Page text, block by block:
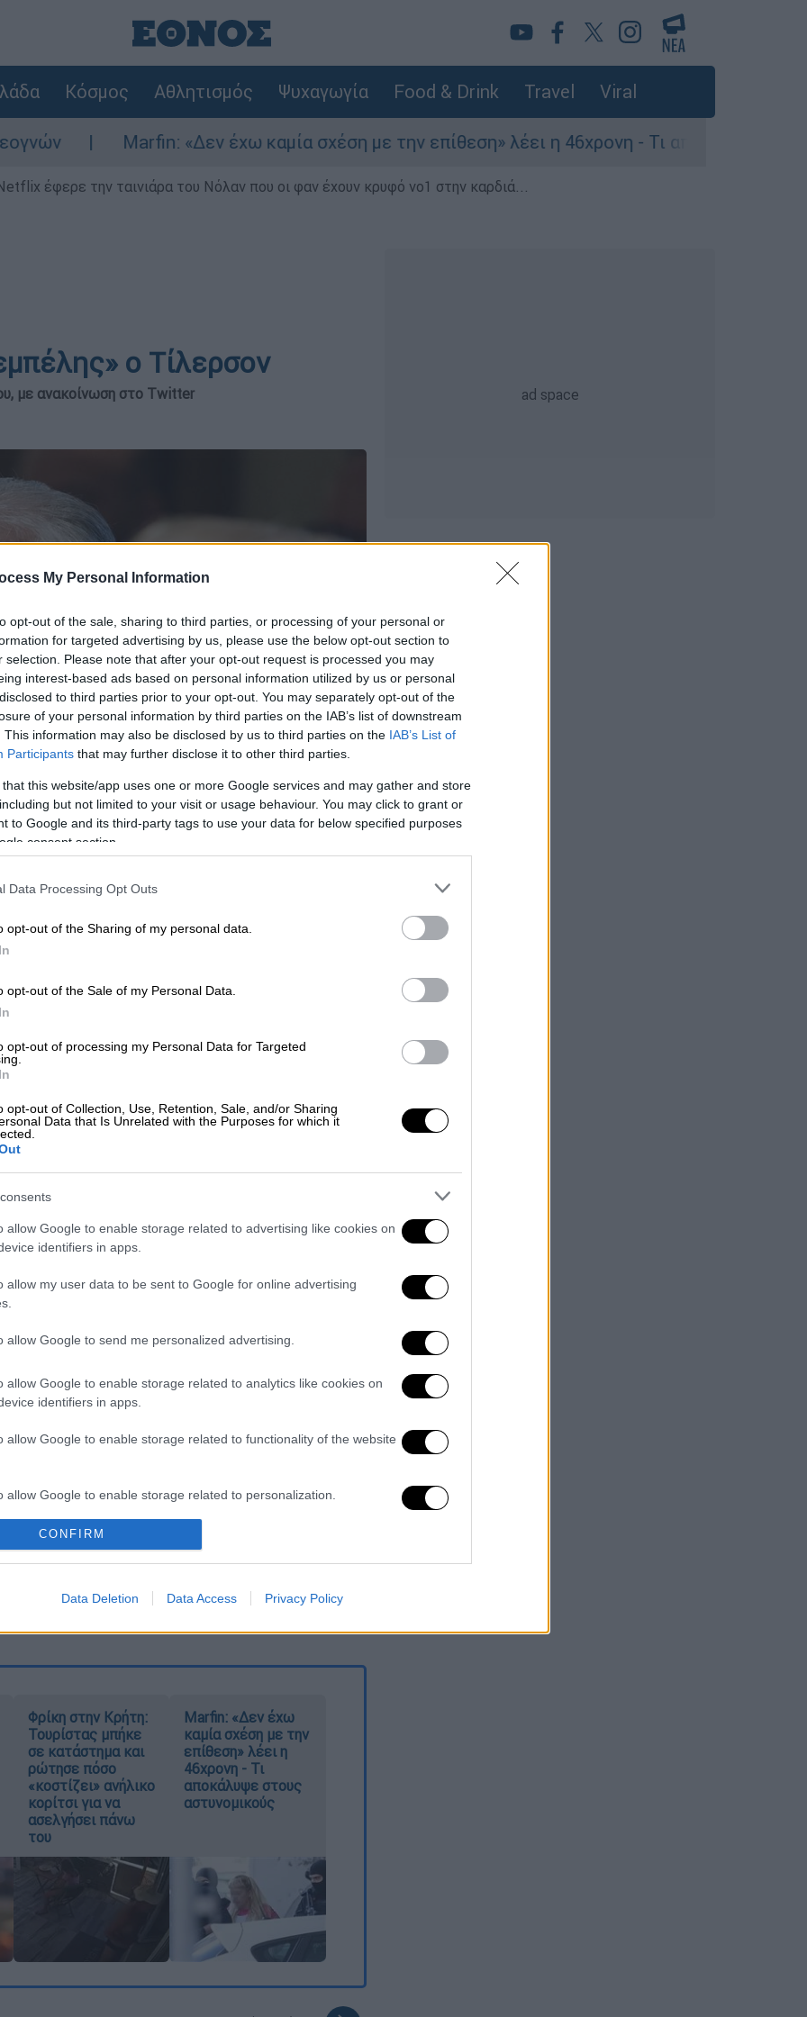
My Personal Information
opt-out of the sale, sharing to third parties, or processing of your personal or
for targeted advertising by us, please use the below opt-out section to
selection. Please note that after your opt-out request is processed you may
interest-based ads based on personal information utilized by us or personal
to third parties prior to your opt-out. You may separately opt-out of the
of your personal information by third parties on the IAB’s list of downstream
This information may also be disclosed by us to third parties on the IAB’s List of
Participants that may further disclose it to other third parties.
that this website/app uses one or more Google services and may gather and store
but not limited to your visit or usage behaviour. You may click to grant or
to Google and its third-party tags to use your data for below specified purposes
consent section.
Data Processing Opt Outs
opt-out of the Sharing of my personal data.
opt-out of the Sale of my Personal Data.
opt-out of processing my Personal Data for Targeted
opt-out of Collection, Use, Retention, Sale, and/or Sharing
Data that Is Unrelated with the Purposes for which it
allow Google to enable storage related to advertising like cookies on
identifiers in apps.
allow my user data to be sent to Google for online advertising
allow Google to send me personalized advertising.
allow Google to enable storage related to analytics like cookies on
identifiers in apps.
allow Google to enable storage related to functionality of the website
allow Google to enable storage related to personalization.
allow Google to enable storage related to security, including
CONFIRM
Data Deletion Data Access Privacy Policy
Κόσμος Αθλητισμός Ψυχαγωγία Food & Drink Travel Viral
Marfin: «Δεν έχω καμία σχέση με την επίθεση» λέει η 46χρονη - Τι αποκάλυψε στους
έφερε την ταινιάρα του Νόλαν που οι φαν έχουν κρυφό νο1 στην καρδιά...
ο Τίλερσον
με ανακοίνωση στο Twitter
το ΕΘΝΟΣ στη Google
«βλάκα με περικεφαλαία» και
Ρεξ Τίλερσον, απαντώντας με αυτόν
ότι του ζητούσε να κάνει
είμαι πολύ υπερήφανος για αυτόν. Ο
την απαιτούμενη διανοητική
και δεν μπορούσα να τον ξεφορτωθώ
το παιχνίδι έχει αλλάξει, υψηλό
ο Τραμπ σε ανάρτησή του στο Twitter.
very proud of him. His predecessor,
capacity needed. He was dumb as a
enough. He was lazy as hell. Now it
at State!
Μαρτίου, με ανακοίνωση στο Twitter.
που έπρεπε να ακολουθήσουν
το Ιράν, οι σχέσεις τους είχαν ενταθεί
αποκαλέσει «ηλίθιο» τον πρόεδρο.
News ο Τίλερον χαρακτήρισε τον
του αρέσει να διαβάζει, δεν διαβάζει
σε λεπτομέρειες για πολλά πράγματα»,
να του υπενθυμίζει πως όσα
παραβίαζαν συνθήκες».
Φρίκη στην Κρήτη:
Τουρίστας μπήκε
σε κατάστημα και
ρώτησε πόσο
«κοστίζει» ανήλικο
κορίτσι για να
ασελγήσει πάνω
του
Marfin: «Δεν έχω
καμία σχέση με την
επίθεση» λέει η
46χρονη - Τι
αποκάλυψε στους
αστυνομικούς